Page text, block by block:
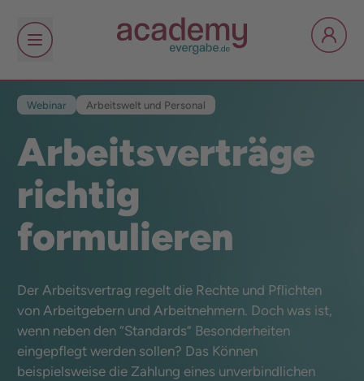
Webinar Arbeitswelt und Personal
Arbeitsverträge
richtig
formulieren
Der Arbeitsvertrag regelt die Rechte und Pflichten
von Arbeitgebern und Arbeitnehmern. Doch was ist,
wenn neben den “Standards” Besonderheiten
eingepflegt werden sollen? Das Können
beispielsweise die Zahlung eines unverbindlichen